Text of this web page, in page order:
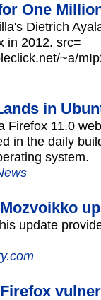
One
Dietrich
in 2012. src=
~a/
in
Firefox 11.0
in the daily
system.
update